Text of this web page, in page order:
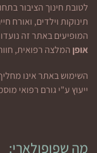
לטובת חינוך הציבור
תינוקות וילדים, ואורח
המופיעים באתר זה
אופן המלצה רפואית,
השימוש באתר אינו
ייעוץ ע"י גורם רפואי
מה שפופולארי: